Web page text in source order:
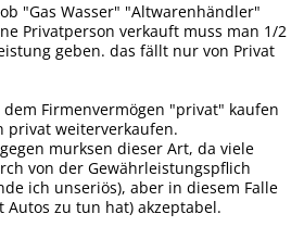
"Gas Wasser" "Altwarenhändler"
Privatperson verkauft muss man 1/2
geben. das fällt nur von Privat
Firmenvermögen "privat" kaufen
privat weiterverkaufen.
murksen dieser Art, da viele
von der Gewährleistungspflich
ich unseriös), aber in diesem Falle
zu tun hat) akzeptabel.